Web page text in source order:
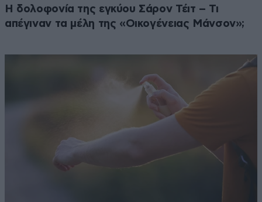
Η δολοφονία της εγκύου Σάρον Τέιτ – Τι
απέγιναν τα μέλη της «Οικογένειας Μάνσον»;